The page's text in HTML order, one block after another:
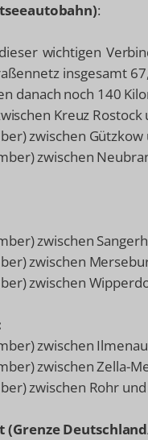
:
wichtigen
insgesamt
danach noch 140
Kreuz Rostock
zwischen Gützkow
zwischen
zwischen
zwischen
zwischen
zwischen
zwischen Zella-
zwischen Rohr
(Grenze